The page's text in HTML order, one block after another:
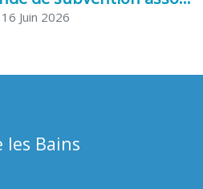
Juin 2026
les Bains